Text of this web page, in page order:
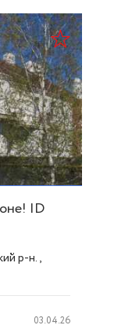
ID
р-н.,
03.04.26